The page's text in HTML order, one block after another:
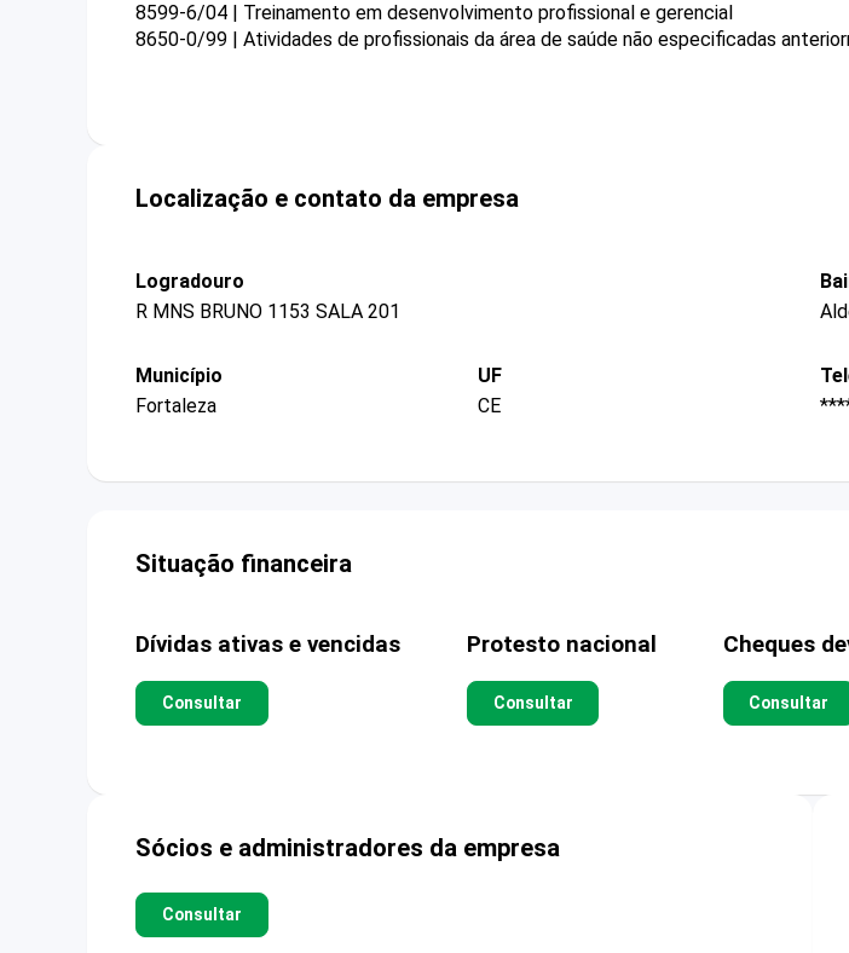
8599-6/04 | Treinamento em desenvolvimento profissional e gerencial
8650-0/99 | Atividades de profissionais da área de saúde não especificadas
Localização e contato da empresa
Logradouro
R MNS BRUNO 1153 SALA 201
Município
Fortaleza
UF
CE
Situação financeira
Dívidas ativas e vencidas
Consultar
Protesto nacional
Consultar
Cheques
Consultar
Sócios e administradores da empresa
Consultar